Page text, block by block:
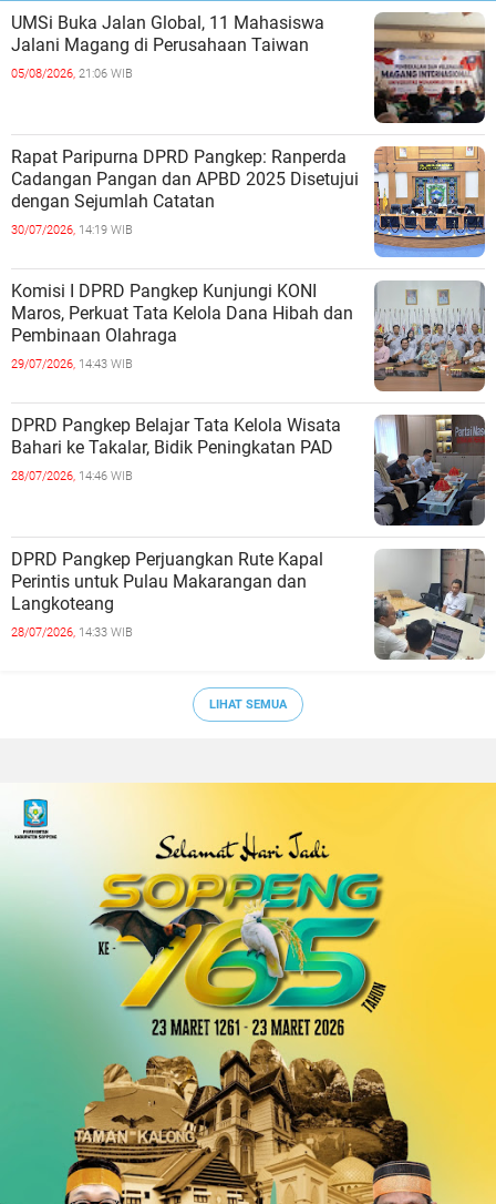
UMSi Buka Jalan Global, 11 Mahasiswa
Jalani Magang di Perusahaan Taiwan
05/08/2026, 21:06 WIB
Rapat Paripurna DPRD Pangkep: Ranperda
Cadangan Pangan dan APBD 2025 Disetujui
dengan Sejumlah Catatan
30/07/2026, 14:19 WIB
Komisi I DPRD Pangkep Kunjungi KONI
Maros, Perkuat Tata Kelola Dana Hibah dan
Pembinaan Olahraga
29/07/2026, 14:43 WIB
DPRD Pangkep Belajar Tata Kelola Wisata
Bahari ke Takalar, Bidik Peningkatan PAD
28/07/2026, 14:46 WIB
DPRD Pangkep Perjuangkan Rute Kapal
Perintis untuk Pulau Makarangan dan
Langkoteang
28/07/2026, 14:33 WIB
LIHAT SEMUA